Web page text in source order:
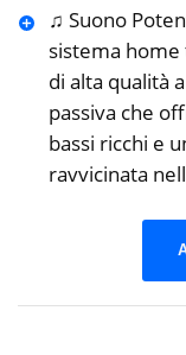
♫ Suono
sistema
di alta qualità
passiva che
bassi ricchi e
ravvicinata